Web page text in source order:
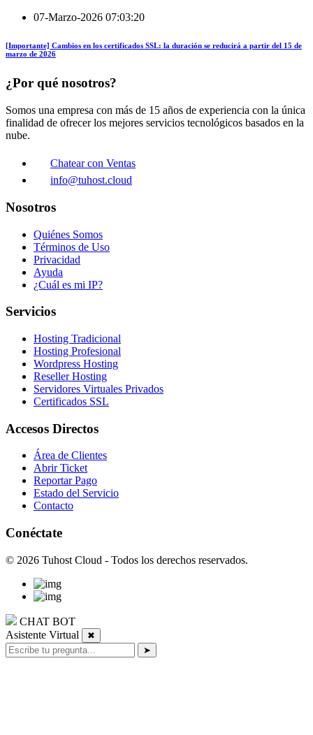
07-Marzo-2026 07:03:20
[Importante] Cambios en los certificados SSL: la duración se reducirá a partir del 15 de
marzo de 2026
¿Por qué nosotros?
Somos una empresa con más de 15 años de experiencia con la única
finalidad de ofrecer los mejores servicios tecnológicos basados en la
nube.
Chatear con Ventas
info@tuhost.cloud
Nosotros
Quiénes Somos
Términos de Uso
Privacidad
Ayuda
¿Cuál es mi IP?
Servicios
Hosting Tradicional
Hosting Profesional
Wordpress Hosting
Reseller Hosting
Servidores Virtuales Privados
Certificados SSL
Accesos Directos
Área de Clientes
Abrir Ticket
Reportar Pago
Estado del Servicio
Contacto
Conéctate
© 2026 Tuhost Cloud - Todos los derechos reservados.
CHAT BOT
Asistente Virtual
✖
➤